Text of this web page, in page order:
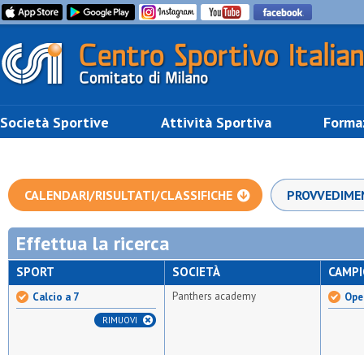
Società Sportive Attività Sportiva
CALENDARI/RISULTATI/CLASSIFICHE
Effettua la ricerca
SPORT
Calcio a 7
RIMUOVI
SOCIETÀ
Panthers academy